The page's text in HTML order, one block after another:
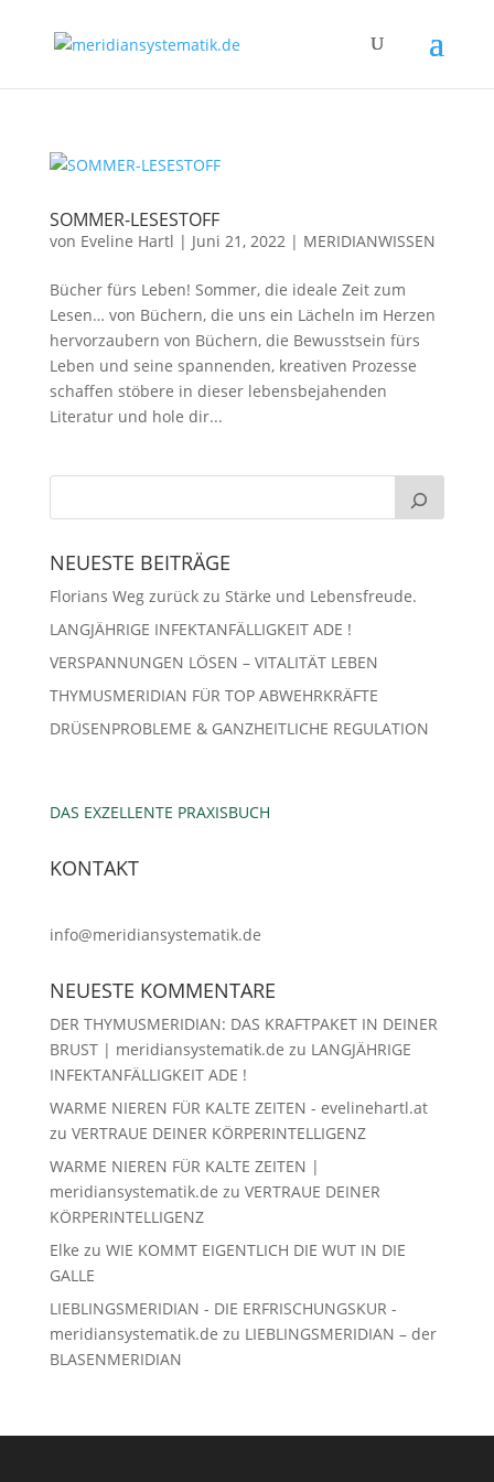
SOMMER-LESESTOFF
von Eveline Hartl | Juni 21, 2022| MERIDIANWISSEN
Bücher fürs Leben! Sommer, die ideale Zeit zum
Lesen… von Büchern, die uns ein Lächeln im Herzen
hervorzaubern von Büchern, die Bewusstsein fürs
Leben und seine spannenden, kreativen Prozesse
schaffen stöbere in dieser lebensbejahenden
Literatur und hole dir...
NEUESTE BEITRÄGE
Florians Weg zurück zu Stärke und Lebensfreude.
LANGJÄHRIGE INFEKTANFÄLLIGKEIT ADE !
VERSPANNUNGEN LÖSEN – VITALITÄT LEBEN
THYMUSMERIDIAN FÜR TOP ABWEHRKRÄFTE
DRÜSENPROBLEME & GANZHEITLICHE REGULATION
DAS EXZELLENTE PRAXISBUCH
KONTAKT
info@meridiansystematik.de
NEUESTE KOMMENTARE
DER THYMUSMERIDIAN: DAS KRAFTPAKET IN DEINER
BRUST | meridiansystematik.de zu LANGJÄHRIGE
INFEKTANFÄLLIGKEIT ADE !
WARME NIEREN FÜR KALTE ZEITEN - evelinehartl.at
zu VERTRAUE DEINER KÖRPERINTELLIGENZ
WARME NIEREN FÜR KALTE ZEITEN |
meridiansystematik.de zu VERTRAUE DEINER
KÖRPERINTELLIGENZ
Elke zu WIE KOMMT EIGENTLICH DIE WUT IN DIE
GALLE
LIEBLINGSMERIDIAN - DIE ERFRISCHUNGSKUR -
meridiansystematik.de zu LIEBLINGSMERIDIAN – der
BLASENMERIDIAN